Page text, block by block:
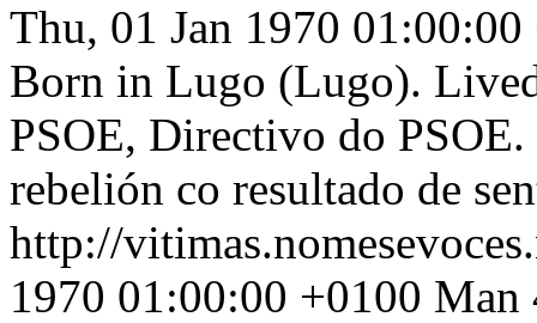
Thu, 01 Jan 1970 01:00:00
Born in Lugo (Lugo).
PSOE, Directivo do
rebelión co resultado de
http://
1970 01:00:00 +0100 Man